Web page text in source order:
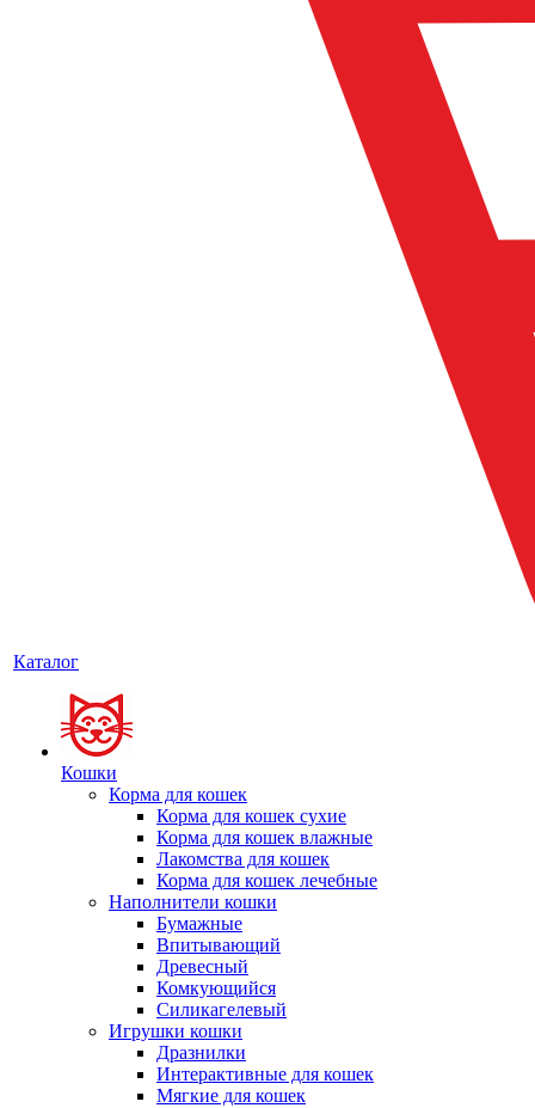
Каталог
Кошки
Корма для кошек
Корма для кошек сухие
Корма для кошек влажные
Лакомства для кошек
Корма для кошек лечебные
Наполнители кошки
Бумажные
Впитывающий
Древесный
Комкующийся
Силикагелевый
Игрушки кошки
Дразнилки
Интерактивные для кошек
Мягкие для кошек